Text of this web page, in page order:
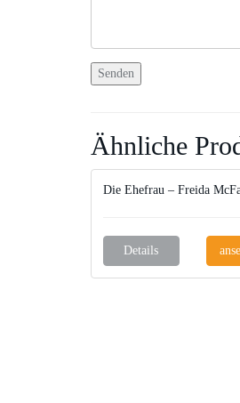
Ähnliche
Die Ehefrau – Freida
Details